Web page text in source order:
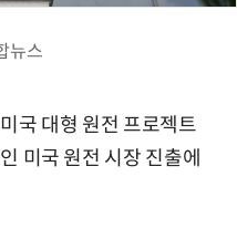
뉴스
국 대형 원전 프로젝트
미국 원전 시장 진출에